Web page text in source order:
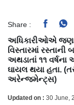
Share :
અધિકારીઓએ
વિસ્તારમાં
અથડાતાં ૧૧
ઘાયલ થયા હતા.
અરેન્જમેન્ટ્સ)
Updated on : 30 June,